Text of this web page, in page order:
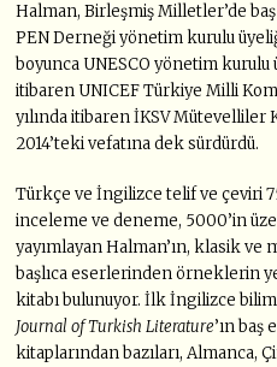
Halman, Birleşmiş Milletler’de baş
PEN Derneği yönetim kurulu
boyunca UNESCO yönetim kurulu
itibaren UNICEF Türkiye Milli
yılında itibaren İKSV Mütevelliler
2014’teki vefatına dek sürdürdü.
Türkçe ve İngilizce telif ve çeviri
inceleme ve deneme, 5000’in
yayımlayan Halman’ın, klasik ve
başlıca eserlerinden örneklerin
kitabı bulunuyor. İlk İngilizce
Journal of Turkish Literature’ın baş
kitaplarından bazıları, Almanca,